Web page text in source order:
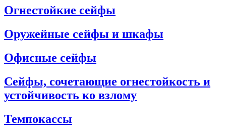
Огнестойкие сейфы
Оружейные сейфы и шкафы
Офисные сейфы
Сейфы, сочетающие огнестойкость и
устойчивость ко взлому
Темпокассы